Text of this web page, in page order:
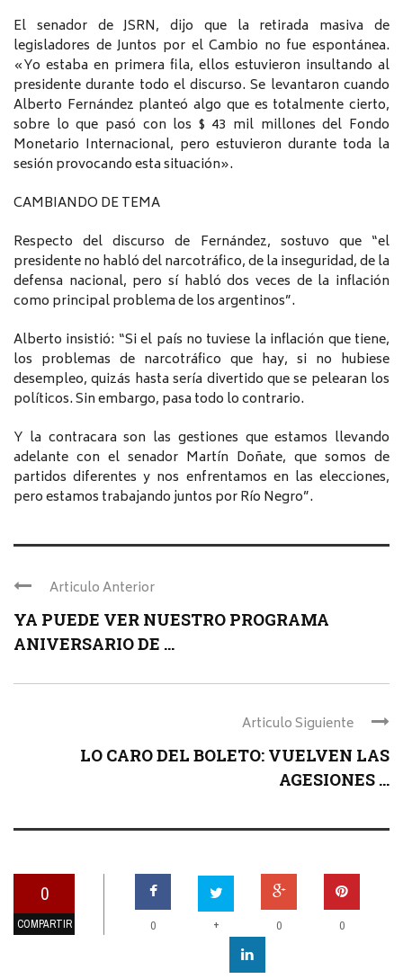
El senador de JSRN, dijo que la retirada masiva de
legisladores de Juntos por el Cambio no fue espontánea.
«Yo estaba en primera fila, ellos estuvieron insultando al
presidente durante todo el discurso. Se levantaron cuando
Alberto Fernández planteó algo que es totalmente cierto,
sobre lo que pasó con los $ 43 mil millones del Fondo
Monetario Internacional, pero estuvieron durante toda la
sesión provocando esta situación».
CAMBIANDO DE TEMA
Respecto del discurso de Fernández, sostuvo que “el
presidente no habló del narcotráfico, de la inseguridad, de la
defensa nacional, pero sí habló dos veces de la inflación
como principal problema de los argentinos”.
Alberto insistió: “Si el país no tuviese la inflación que tiene,
los problemas de narcotráfico que hay, si no hubiese
desempleo, quizás hasta sería divertido que se pelearan los
políticos. Sin embargo, pasa todo lo contrario.
Y la contracara son las gestiones que estamos llevando
adelante con el senador Martín Doñate, que somos de
partidos diferentes y nos enfrentamos en las elecciones,
pero estamos trabajando juntos por Río Negro”.
Articulo Anterior
YA PUEDE VER NUESTRO PROGRAMA
ANIVERSARIO DE ...
Articulo Siguiente
LO CARO DEL BOLETO: VUELVEN LAS
AGESIONES ...
0
COMPARTIR 0 + 0 0